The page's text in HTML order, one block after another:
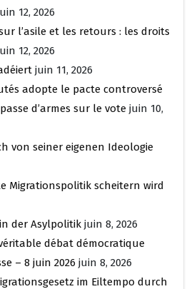
12, 2026
l’asile et les retours : les droits
12, 2026
juin 11, 2026
adopte le pacte controversé
d’armes sur le vote juin 10,
von seiner eigenen Ideologie
Migrationspolitik scheitern wird
der Asylpolitik juin 8, 2026
débat démocratique
– 8 juin 2026 juin 8, 2026
im Eiltempo durch